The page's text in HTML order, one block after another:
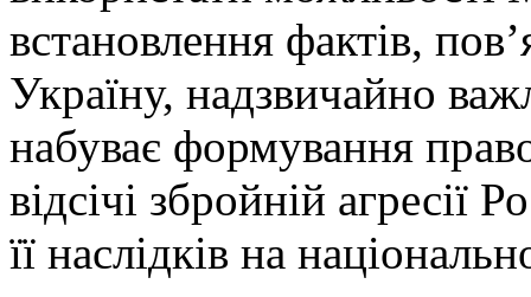
встановлення фактів,
Україну, надзвичайно
набуває формування
відсічі збройній агресії
її наслідків на